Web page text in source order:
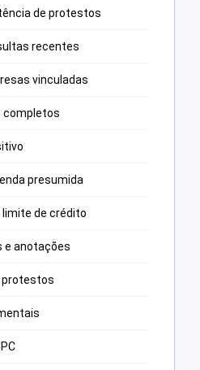
de protestos
recentes
vinculadas
completos
presumida
limite de crédito
e anotações
protestos